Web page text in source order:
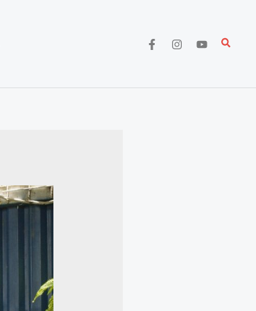
Buscar